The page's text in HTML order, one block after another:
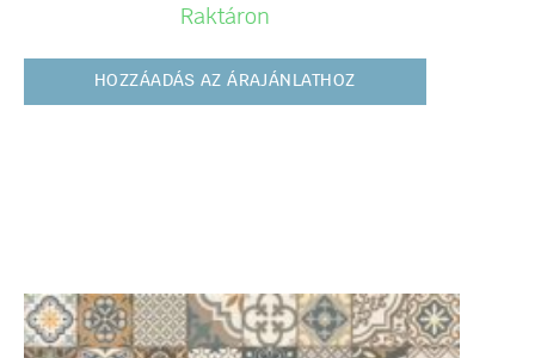
Raktáron
HOZZÁADÁS AZ ÁRAJÁNLATHOZ